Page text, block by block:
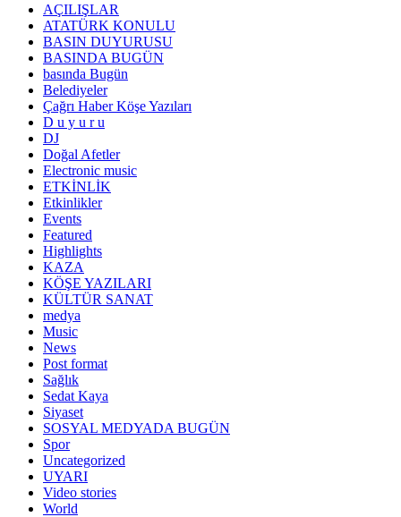
AÇILIŞLAR
ATATÜRK KONULU
BASIN DUYURUSU
BASINDA BUGÜN
basında Bugün
Belediyeler
Çağrı Haber Köşe Yazıları
D u y u r u
DJ
Doğal Afetler
Electronic music
ETKİNLİK
Etkinlikler
Events
Featured
Highlights
KAZA
KÖŞE YAZILARI
KÜLTÜR SANAT
medya
Music
News
Post format
Sağlık
Sedat Kaya
Siyaset
SOSYAL MEDYADA BUGÜN
Spor
Uncategorized
UYARI
Video stories
World